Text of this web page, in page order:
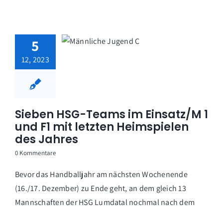
5
12, 2023
Sieben HSG-Teams im Einsatz/M 1
und F1 mit letzten Heimspielen
des Jahres
0 Kommentare
Bevor das Handballjahr am nächsten Wochenende
(16./17. Dezember) zu Ende geht, an dem gleich 13
Mannschaften der HSG Lumdatal nochmal nach dem